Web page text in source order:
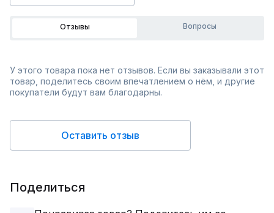
Отзывы Вопросы
У этого товара пока нет отзывов. Если вы заказывали этот
товар, поделитесь своим впечатлением о нём, и другие
покупатели будут вам благодарны.
Оставить отзыв
Поделиться